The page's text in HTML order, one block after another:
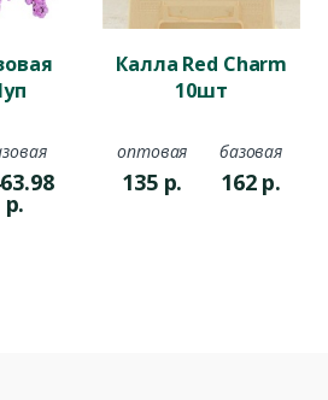
р.
Калла Red Charm
10шт
оптовая
135 р.
базовая
162 р.